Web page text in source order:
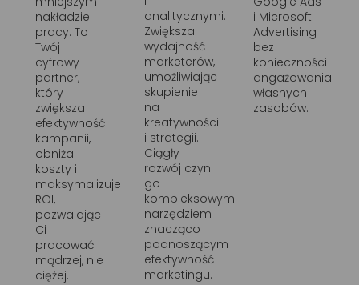
nakładzie
pracy. To
Twój
cyfrowy
partner,
który
zwiększa
efektywność
kampanii,
obniża
koszty i
maksymalizuje
ROI,
pozwalając
Ci
pracować
mądrzej, nie
ciężej.
analitycznymi.
Zwiększa
wydajność
marketerów,
umożliwiając
skupienie
na
kreatywności
i strategii.
Ciągły
rozwój czyni
go
kompleksowym
narzędziem
znacząco
podnoszącym
efektywność
marketingu.
i Microsoft
Advertising
bez
konieczności
angażowania
własnych
zasobów.